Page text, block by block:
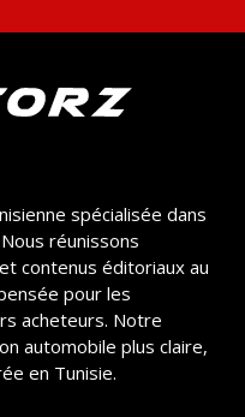
spécialisée dans
réunissons
contenus éditoriaux au
pour les
acheteurs. Notre
automobile plus claire,
en Tunisie.